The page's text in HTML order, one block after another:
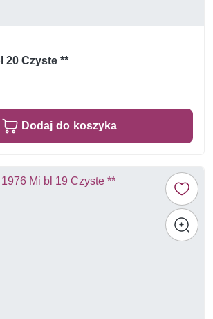
20 Czyste **
Dodaj do koszyka